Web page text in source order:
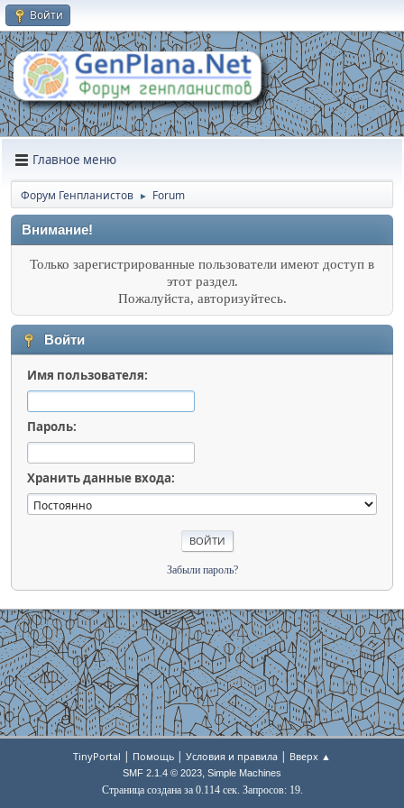
Войти
Главное меню
Форум Генпланистов ► Forum
Внимание!
Только зарегистрированные пользователи имеют доступ в
этот раздел.
Пожалуйста, авторизуйтесь.
Войти
Имя пользователя:
Пароль:
Хранить данные входа:
Забыли пароль?
TinyPortal | Помощь | Условия и правила | Вверх ▲
SMF 2.1.4 © 2023, Simple Machines
Страница создана за 0.114 сек. Запросов: 19.